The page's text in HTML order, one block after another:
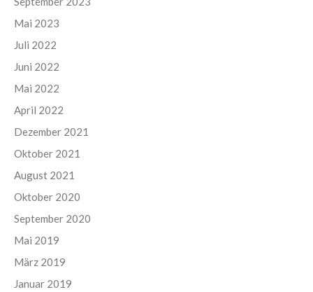
Mai 2023
Juli 2022
Juni 2022
Mai 2022
April 2022
Dezember 2021
Oktober 2021
August 2021
Oktober 2020
September 2020
Mai 2019
März 2019
Januar 2019